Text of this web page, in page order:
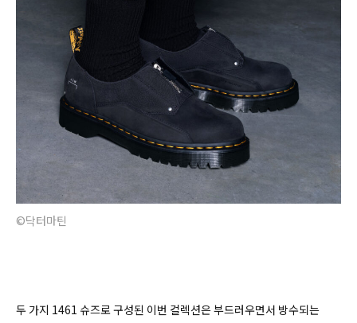
©닥터마틴
두 가지 1461 슈즈로 구성된 이번 컬렉션은 부드러우면서 방수되는